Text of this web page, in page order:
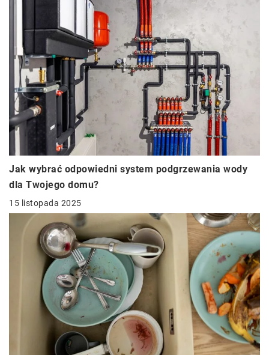
Jak wybrać odpowiedni system podgrzewania wody
dla Twojego domu?
15 listopada 2025